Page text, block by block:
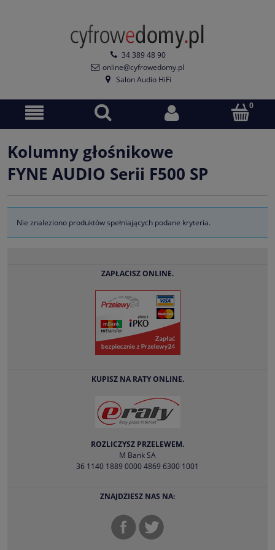
34 389 48 90
online@cyfrowedomy.pl
Salon Audio HiFi
Kolumny głośnikowe
FYNE AUDIO Serii F500 SP
Nie znaleziono produktów spełniających podane kryteria.
ZAPŁACISZ ONLINE.
KUPISZ NA RATY ONLINE.
ROZLICZYSZ PRZELEWEM.
M Bank SA
36 1140 1889 0000 4869 6300 1001
ZNAJDZIESZ NAS NA: